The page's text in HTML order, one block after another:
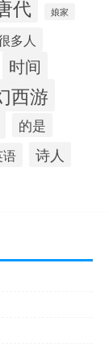
代 娘家
多人
时间
西游
的是
诗人